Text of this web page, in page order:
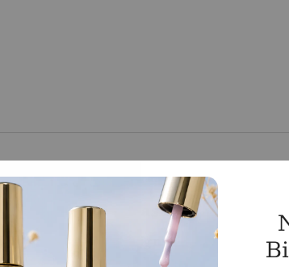
Magasin
Martigny